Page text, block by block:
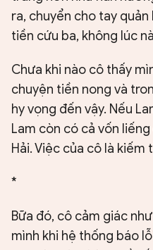
ra, chuyển cho tay quản
tiền cứu ba, không lúc
Chưa khi nào cô thấy
chuyện tiền nong và
hy vọng đến vậy. Nếu
Lam còn có cả vốn
Hải. Việc của cô là kiếm
*
Bữa đó, cô cảm giác
mình khi hệ thống báo